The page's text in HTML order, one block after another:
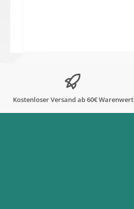
Kostenloser Versand ab 60€ Warenwert